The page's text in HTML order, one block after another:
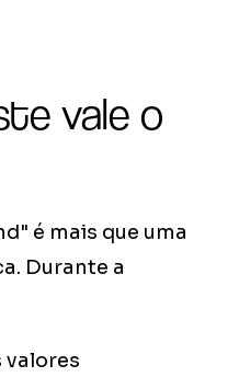
vale o
é mais que uma
Durante a
valores